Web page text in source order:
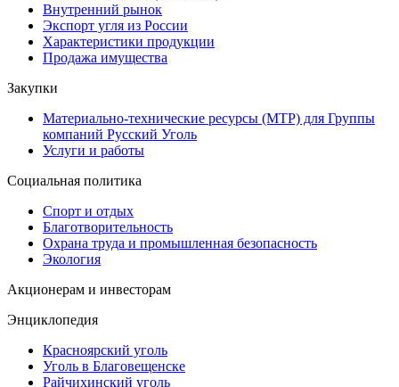
Внутренний рынок
Экспорт угля из России
Характеристики продукции
Продажа имущества
Закупки
Материально-технические ресурсы (МТР) для Группы
компаний Русский Уголь
Услуги и работы
Социальная политика
Спорт и отдых
Благотворительность
Охрана труда и промышленная безопасность
Экология
Акционерам и инвесторам
Энциклопедия
Красноярский уголь
Уголь в Благовещенске
Райчихинский уголь